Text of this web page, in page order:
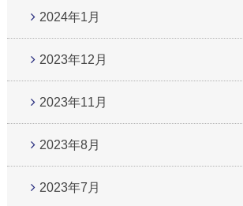
2024年1月
2023年12月
2023年11月
2023年8月
2023年7月